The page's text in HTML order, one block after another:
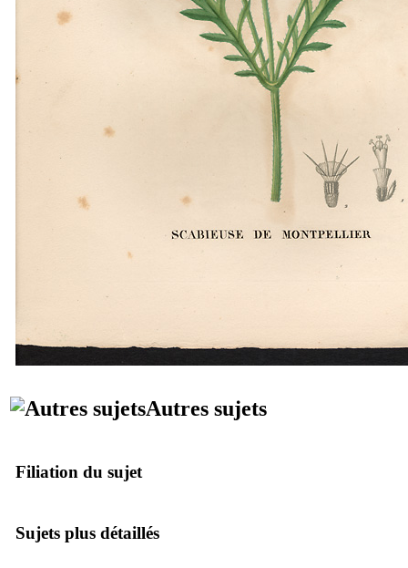
Autres sujets
Filiation du sujet
Sujets plus détaillés